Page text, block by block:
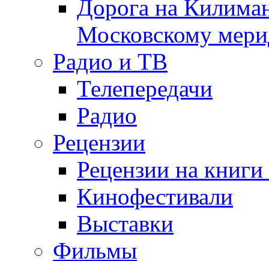
Дорога на
Московскому
Радио и ТВ
Телепередачи
Радио
Рецензии
Рецензии на
Кинофестивали
Выставки
Фильмы